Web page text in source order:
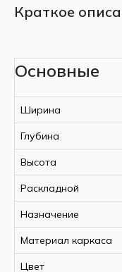
Краткое
Основные
Ширина
Глубина
Высота
Раскладной
Назначение
Материал каркаса
Цвет